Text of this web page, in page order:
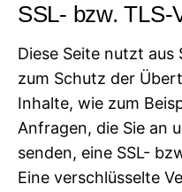
SSL- bzw. TLS-
Diese Seite nutzt
zum Schutz der
Inhalte, wie zum
Anfragen, die Sie an
senden, eine SSL-
Eine verschlüsselte